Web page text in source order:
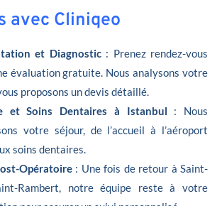
avec Cliniqeo
et Diagnostic: Prenez rendez-vous
évaluation gratuite. Nous analysons votre
proposons un devis détaillé.
et Soins Dentaires à Istanbul : Nous
votre séjour, de l’accueil à l’aéroport
soins dentaires.
Opératoire : Une fois de retour à Saint-
Rambert, notre équipe reste à votre